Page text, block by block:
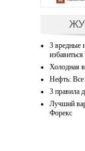
3 вредные
Холодная
Нефть: Все
3 правила
Лучший
Форекс